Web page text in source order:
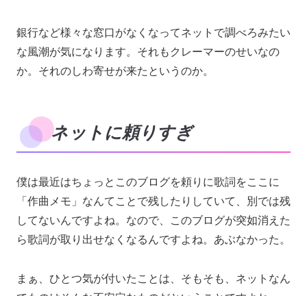
銀行など様々な窓口がなくなってネットで調べろみたい
な風潮が気になります。それもクレーマーのせいなの
か。それのしわ寄せが来たというのか。
ネットに頼りすぎ
僕は最近はちょっとこのブログを頼りに歌詞をここに
「作曲メモ」なんてことで残したりしていて、別では残
してないんですよね。なので、このブログが突如消えた
ら歌詞が取り出せなくなるんですよね。あぶなかった。
まぁ、ひとつ気が付いたことは、そもそも、ネットなん